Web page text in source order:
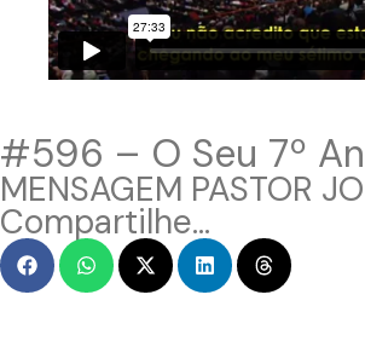
#596 – O Seu 7º
MENSAGEM PASTOR
Compartilhe...